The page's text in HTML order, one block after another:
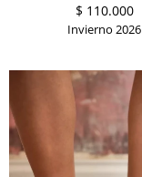
$ 110.000
Invierno 2026